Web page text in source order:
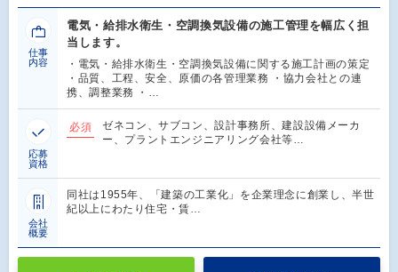
仕事
内容
電気・給排水衛生・空調換気設備の施工管理を幅広く担
当します。
・電気・給排水衛生・空調換気設備に関する施工計画の策定
・品質、工程、安全、原価の各管理業務 ・協力会社との連
携、調整業務 ・…
応募
資格
必須
ゼネコン、サブコン、設計事務所、建設設備メーカ
ー、プラントエンジニアリング会社等…
会社
概要
同社は1955年、「建築の工業化」を企業理念に創業し、半世
紀以上にわたり住宅・賃…